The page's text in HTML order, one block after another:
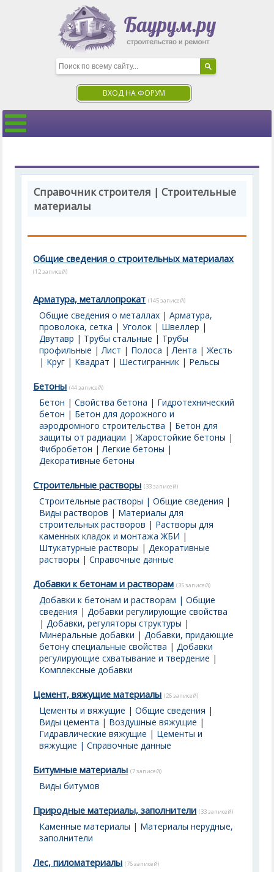
ВХОД НА ФОРУМ
Справочник строителя | Строительные
материалы
Общие сведения о строительных материалах
(12 записей)
Арматура, металлопрокат (145 записей)
Общие сведения о металлах |Арматура,
проволока, сетка |Уголок | Швеллер |
Двутавр | Трубы стальные | Трубы
профильные |Лист | Полоса |Лента |Жесть
| Круг | Квадрат | Шестигранник | Рельсы
Бетоны (44 записей)
Бетон |Свойства бетона | Гидротехнический
бетон | Бетон для дорожного и
аэродромного строительства | Бетон для
защиты от радиации |Жаростойкие бетоны |
Фибробетон |Легкие бетоны |
Декоративные бетоны
Строительные растворы (33 записей)
Строительные растворы | Общие сведения |
Виды растворов | Материалы для
строительных растворов | Растворы для
каменных кладок и монтажа ЖБИ |
Штукатурные растворы |Декоративные
растворы |Справочные данные
Добавки к бетонам и растворам (35 записей)
Добавки к бетонам и растворам | Общие
сведения |Добавки регулирующие свойства
|Добавки, регуляторы структуры |
Минеральные добавки |Добавки, придающие
бетону специальные свойства |Добавки
регулирующие схватывание и твердение |
Комплексные добавки
Цемент, вяжущие материалы (26 записей)
Цементы и вяжущие | Общие сведения |
Виды цемента | Воздушные вяжущие |
Гидравлические вяжущие | Цементы и
вяжущие | Справочные данные
Битумные материалы (7 записей)
Виды битумов
Природные материалы, заполнители (33 записей)
Каменные материалы | Материалы нерудные,
заполнители
Лес, пиломатериалы (76 записей)